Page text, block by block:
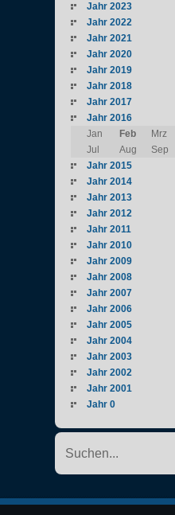
Jahr 2023
Jahr 2022
Jahr 2021
Jahr 2020
Jahr 2019
Jahr 2018
Jahr 2017
Jahr 2016
Jan
Feb Mrz
Jul
Aug Sep
Jahr 2015
Jahr 2014
Jahr 2013
Jahr 2012
Jahr 2011
Jahr 2010
Jahr 2009
Jahr 2008
Jahr 2007
Jahr 2006
Jahr 2005
Jahr 2004
Jahr 2003
Jahr 2002
Jahr 2001
Jahr 0